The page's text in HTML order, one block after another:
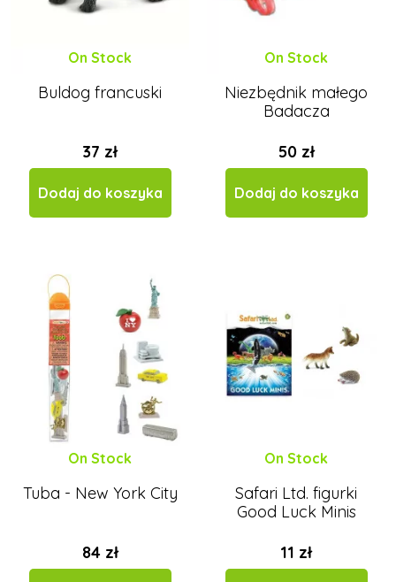
On Stock
Buldog francuski
37 zł
Dodaj do koszyka
On Stock
Niezbędnik małego
Badacza
50 zł
Dodaj do koszyka
On Stock
Tuba - New York City
84 zł
On Stock
Safari Ltd. figurki
Good Luck Minis
11 zł